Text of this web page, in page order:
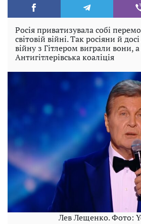
Росія приватизувала собі
світовій війні. Так росіяни й
війну з Гітлером виграли вони,
Антигітлерівська коаліція
Лев Лещенко. Фото: